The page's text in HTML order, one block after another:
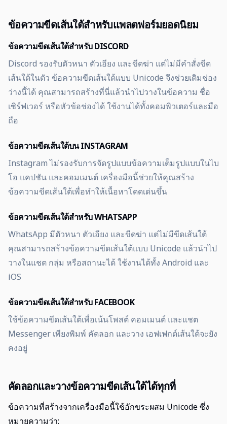
ข้อความขีดเส้นใต้สำหรับแพลตฟอร์มยอดนิยม
ข้อความขีดเส้นใต้สำหรับ DISCORD
Discord รองรับตัวหนา ตัวเอียง และขีดฆ่า แต่ไม่มีคำสั่งขีด
เส้นใต้ในตัว ข้อความขีดเส้นใต้แบบ Unicode จึงช่วยเติมช่อง
ว่างนี้ได้ คุณสามารถสร้างที่นี่แล้วนำไปวางในข้อความ ชื่อ
เซิร์ฟเวอร์ หรือหัวข้อช่องได้ ใช้งานได้ทั้งคอมพิวเตอร์และมือ
ถือ
ข้อความขีดเส้นใต้บน INSTAGRAM
Instagram ไม่รองรับการจัดรูปแบบข้อความเต็มรูปแบบในไบ
โอ แคปชัน และคอมเมนต์ เครื่องมือนี้ช่วยให้คุณสร้าง
ข้อความขีดเส้นใต้เพื่อทำให้เนื้อหาโดดเด่นขึ้น
ข้อความขีดเส้นใต้สำหรับ WHATSAPP
WhatsApp มีตัวหนา ตัวเอียง และขีดฆ่า แต่ไม่มีขีดเส้นใต้
คุณสามารถสร้างข้อความขีดเส้นใต้แบบ Unicode แล้วนำไป
วางในแชต กลุ่ม หรือสถานะได้ ใช้งานได้ทั้ง Android และ
iOS
ข้อความขีดเส้นใต้สำหรับ FACEBOOK
ใช้ข้อความขีดเส้นใต้เพื่อเน้นโพสต์ คอมเมนต์ และแชต
Messenger เพียงพิมพ์ คัดลอก และวาง เอฟเฟกต์เส้นใต้จะยัง
คงอยู่
คัดลอกและวางข้อความขีดเส้นใต้ได้ทุกที่
ข้อความที่สร้างจากเครื่องมือนี้ใช้อักขระผสม Unicode ซึ่ง
หมายความว่า: